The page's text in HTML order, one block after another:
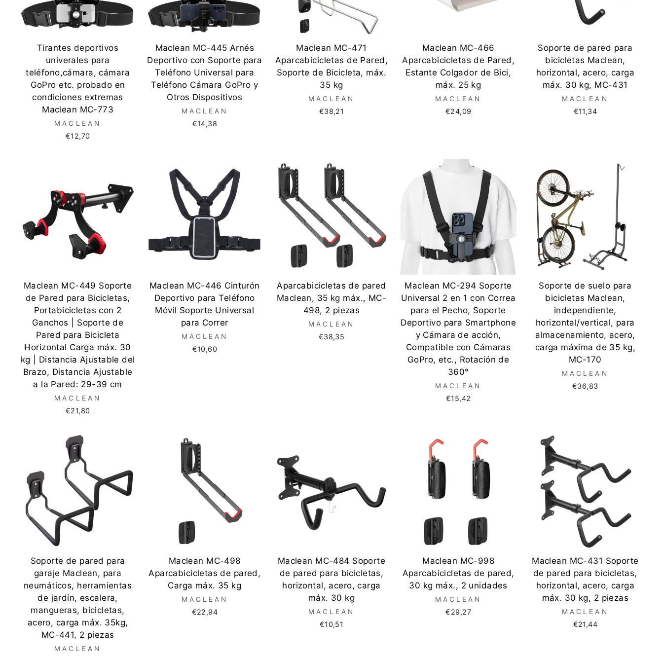
Tirantes deportivos
univerales para
teléfono,cámara, cámara
GoPro etc. probado en
condiciones extremas
Maclean MC-773
MACLEAN
€12,70
Maclean MC-445 Arnés
Deportivo con Soporte para
Teléfono Universal para
Teléfono Cámara GoPro y
Otros Dispositivos
MACLEAN
€14,38
Maclean MC-471
Aparcabicicletas de Pared,
Soporte de Bicicleta, máx.
35 kg
MACLEAN
€38,21
Maclean MC-466
Aparcabicicletas de Pared,
Estante Colgador de Bici,
máx. 25 kg
MACLEAN
€24,09
Soporte de pared para
bicicletas Maclean,
horizontal, acero, carga
máx. 30 kg, MC-431
MACLEAN
€11,34
Maclean MC-449 Soporte
de Pared para Bicicletas,
Portabicicletas con 2
Ganchos | Soporte de
Pared para Bicicleta
Horizontal Carga máx. 30
kg | Distancia Ajustable del
Brazo, Distancia Ajustable
a la Pared: 29-39 cm
MACLEAN
€21,80
Maclean MC-446 Cinturón
Deportivo para Teléfono
Móvil Soporte Universal
para Correr
MACLEAN
€10,60
Aparcabicicletas de pared
Maclean, 35 kg máx., MC-
498, 2 piezas
MACLEAN
€38,35
Maclean MC-294 Soporte
Universal 2 en 1 con Correa
para el Pecho, Soporte
Deportivo para Smartphone
y Cámara de acción,
Compatible con Cámaras
GoPro, etc., Rotación de
360°
MACLEAN
€15,42
Soporte de suelo para
bicicletas Maclean,
independiente,
horizontal/vertical, para
almacenamiento, acero,
carga máxima de 35 kg,
MC-170
MACLEAN
€36,83
Soporte de pared para
garaje Maclean, para
neumáticos, herramientas
de jardín, escalera,
mangueras, bicicletas,
acero, carga máx. 35kg,
MC-441, 2 piezas
MACLEAN
Maclean MC-498
Aparcabicicletas de pared,
Carga máx. 35 kg
MACLEAN
€22,94
Maclean MC-484 Soporte
de pared para bicicletas,
horizontal, acero, carga
máx. 30 kg
MACLEAN
€10,51
Maclean MC-998
Aparcabicicletas de pared,
30 kg máx., 2 unidades
MACLEAN
€29,27
Maclean MC-431 Soporte
de pared para bicicletas,
horizontal, acero, carga
máx. 30 kg, 2 piezas
MACLEAN
€21,44